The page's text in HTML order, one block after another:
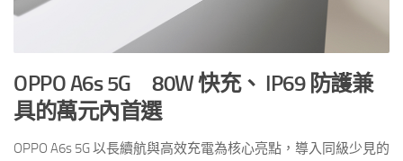
OPPO A6s 5G 80W 快充、 IP69 防護兼
具的萬元內首選
OPPO A6s 5G 以長續航與高效充電為核心亮點，導入同級少見的